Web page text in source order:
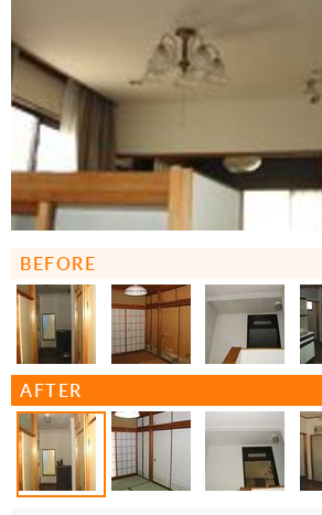
BEFORE
AFTER